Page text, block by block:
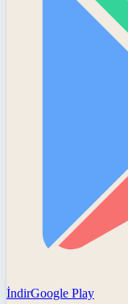
İndirGoogle Play